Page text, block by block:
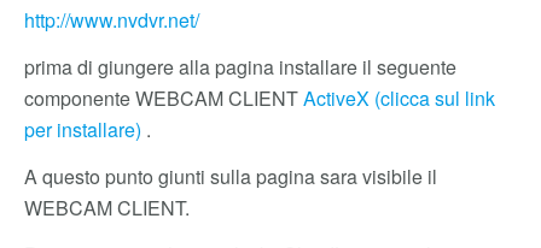
http://www.nvdvr.net/
prima di giungere alla pagina installare il seguente
componente WEBCAM CLIENTActiveX (clicca sul link
per installare) .
A questo punto giunti sulla pagina sara visibile il
WEBCAM CLIENT.